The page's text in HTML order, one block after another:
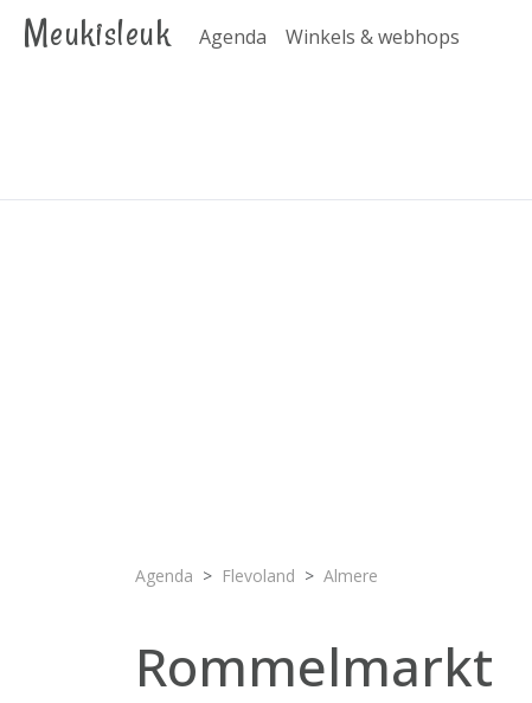
Meukisleuk Agenda Winkels & webhops
Agenda Flevoland Almere
Rommelmarkt